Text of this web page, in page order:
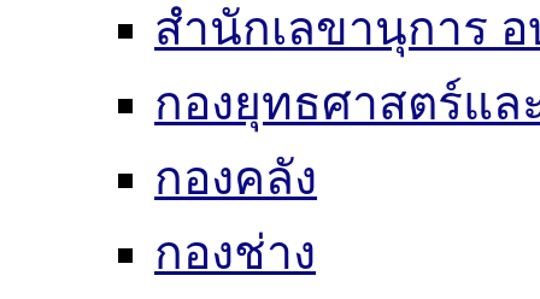
สำนักเลขานุการ อ
กองยุทธศาสตร์แ
กองคลัง
กองช่าง